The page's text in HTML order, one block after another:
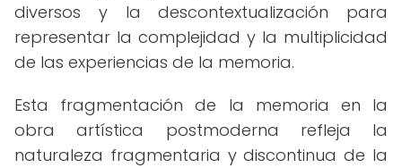
diversos y la descontextualización para
representar la complejidad y la multiplicidad
de las experiencias de la memoria.
Esta fragmentación de la memoria en la
obra artística postmoderna refleja la
naturaleza fragmentaria y discontinua de la